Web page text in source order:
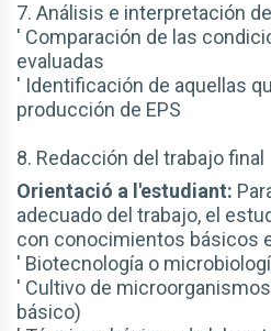
7. Análisis e interpretación
' Comparación de las
evaluadas
' Identificación de aquellas
producción de EPS
8. Redacción del trabajo final
Orientació a l'estudiant:
adecuado del trabajo, el
con conocimientos básicos
' Biotecnología o
' Cultivo de
básico)